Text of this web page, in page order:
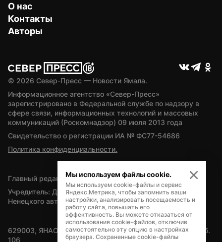
О нас
Контакты
Авторы
© 2026 Север-Пресс — Новости Ямала.
Информационное агентство «Север-Пресс»
зарегистрировано в Федеральной службе по надзору в
сфере связи, информационных технологий и массовых
коммуникаций (Роскомнадзор) 09 июля 2013 года
Свидетельство о регистрации ИА № ФС77-54686
Политика конфиденциальности.
Главный редактор — А.Л. Поздеев
Учредитель: Департамент внутренней политики Ямало-
Ненецкого автономного округа
629003, ЯНАО, Салехард, мкр. Богдана Кнунянца, д.1, каб.
106
Мы используем файлы cookie.
Мы используем cookie-файлы и сервис
Яндекс.Метрика, чтобы запомнить ваши
настройки, анализировать посещаемость и
работу сайта, повышать его
эффективность. Вы можете отказаться от
использования cookie-файлов, отключив
самостоятельно эту опцию в настройках
браузера. Сохраненные cookie-файлы